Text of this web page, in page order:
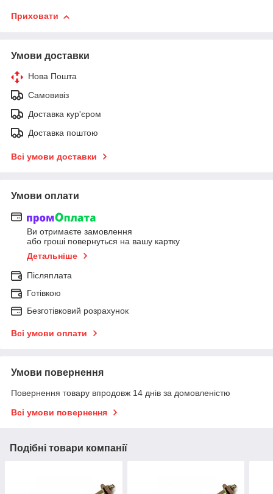
Приховати
Умови доставки
Нова Пошта
Самовивіз
Доставка кур'єром
Доставка поштою
Всі умови доставки
Умови оплати
Ви отримаєте замовлення
або гроші повернуться на вашу картку
Детальніше
Післяплата
Готівкою
Безготівковий розрахунок
Всі умови оплати
Умови повернення
Повернення товару впродовж 14 днів за домовленістю
Всі умови повернення
Подібні товари компанії